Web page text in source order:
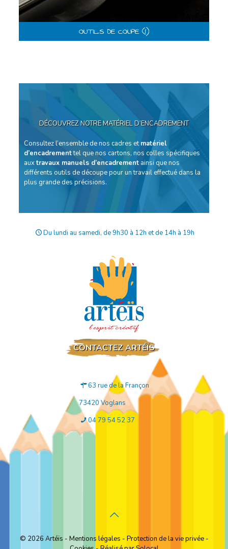
OUTILS DE COUPE (1)
DÉCOUVREZ NOTRE MATÉRIEL D’ENCADREMENT
Consultez l’ensemble de nos cadres etmatériel
d’encadrementtel que nos cartons, nos colles spécifiques
auxtravaux manuels d’encadrementainsi que nos
différents outils de découpe pour un travail effectué dans la
plus grande des précisions.
Du lundi au samedi, de 9h30 à 12h et de 14h à 19h
CONTACTEZ ARTÉÏS
63 rue de la Françon
73420 Voglans
04 79 54 52 37
© 2026 Artéïs - Mentions légales - Protection de la vie privée-